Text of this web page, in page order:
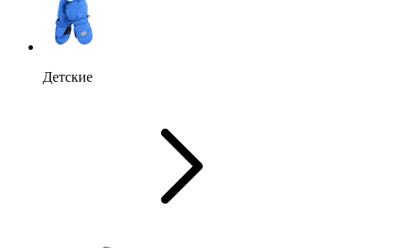
Детские